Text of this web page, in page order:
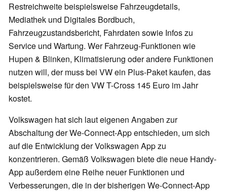
Restreichweite beispielsweise Fahrzeugdetails,
Mediathek und Digitales Bordbuch,
Fahrzeugzustandsbericht, Fahrdaten sowie Infos zu
Service und Wartung. Wer Fahrzeug-Funktionen wie
Hupen & Blinken, Klimatisierung oder andere Funktionen
nutzen will, der muss bei VW ein Plus-Paket kaufen, das
beispielsweise für den VW T-Cross 145 Euro im Jahr
kostet.
Volkswagen hat sich laut eigenen Angaben zur
Abschaltung der We-Connect-App entschieden, um sich
auf die Entwicklung der Volkswagen App zu
konzentrieren. Gemäß Volkswagen biete die neue Handy-
App außerdem eine Reihe neuer Funktionen und
Verbesserungen, die in der bisherigen We-Connect-App